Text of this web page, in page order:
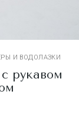
И ВОДОЛАЗКИ
рукавом